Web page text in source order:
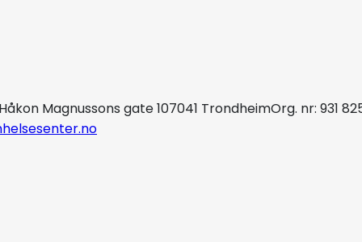
Magnussons gate 107041 TrondheimOrg. nr: 931